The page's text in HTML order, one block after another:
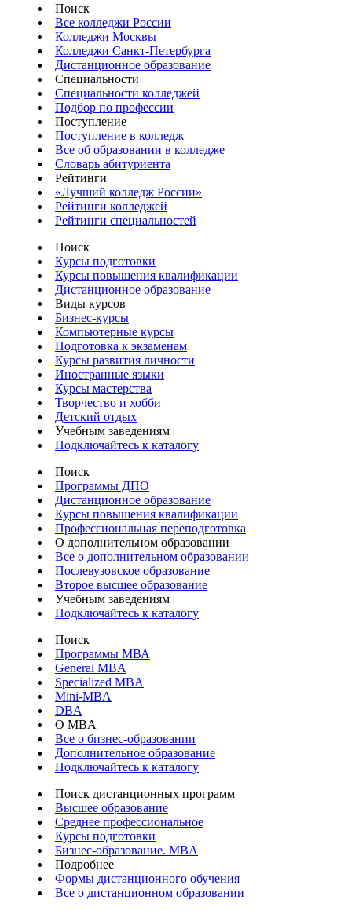
Поиск
Все колледжи России
Колледжи Москвы
Колледжи Санкт-Петербурга
Дистанционное образование
Специальности
Специальности колледжей
Подбор по профессии
Поступление
Поступление в колледж
Все об образовании в колледже
Словарь абитуриента
Рейтинги
«Лучший колледж России»
Рейтинги колледжей
Рейтинги специальностей
Поиск
Курсы подготовки
Курсы повышения квалификации
Дистанционное образование
Виды курсов
Бизнес-курсы
Компьютерные курсы
Подготовка к экзаменам
Курсы развития личности
Иностранные языки
Курсы мастерства
Творчество и хобби
Детский отдых
Учебным заведениям
Подключайтесь к каталогу
Поиск
Программы ДПО
Дистанционное образование
Курсы повышения квалификации
Профессиональная переподготовка
О дополнительном образовании
Все о дополнительном образовании
Послевузовское образование
Второе высшее образование
Учебным заведениям
Подключайтесь к каталогу
Поиск
Программы МВА
General MBA
Specialized MBA
Mini-MBA
DBA
О MBA
Все о бизнес-образовании
Дополнительное образование
Подключайтесь к каталогу
Поиск дистанционных программ
Высшее образование
Среднее профессиональное
Курсы подготовки
Бизнес-образование. MBA
Подробнее
Формы дистанционного обучения
Все о дистанционном образовании